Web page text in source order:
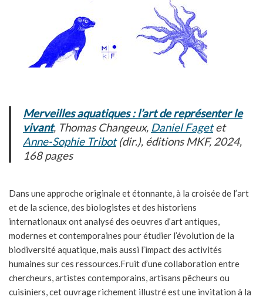
Merveilles aquatiques : l’art de représenter le
vivant, Thomas Changeux, Daniel Fagetet
Anne-Sophie Tribot(dir.), éditions MKF, 2024,
168 pages
Dans une approche originale et étonnante, à la croisée de l’art
et de la science, des biologistes et des historiens
internationaux ont analysé des oeuvres d’art antiques,
modernes et contemporaines pour étudier l’évolution de la
biodiversité aquatique, mais aussi l’impact des activités
humaines sur ces ressources.Fruit d’une collaboration entre
chercheurs, artistes contemporains, artisans pêcheurs ou
cuisiniers, cet ouvrage richement illustré est une invitation à la